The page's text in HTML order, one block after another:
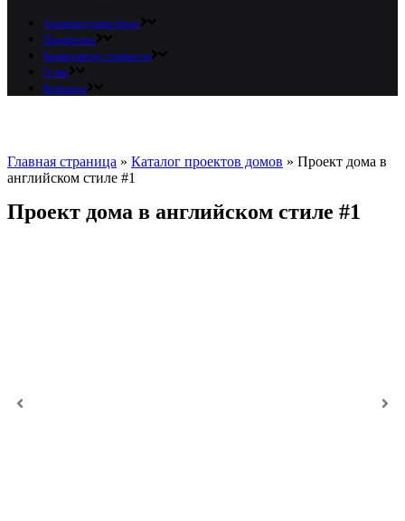
Архитектурное бюро
Портфолио
Калькулятор стоимости
О нас
Контакты
Главная страница » Каталог проектов домов » Проект дома в
английском стиле #1
Проект дома в английском стиле #1